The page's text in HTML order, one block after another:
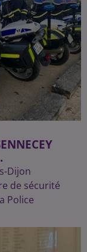
Dijon
de sécurité
Police